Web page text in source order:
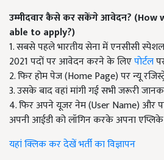
उम्मीदवारकैसेकर सकेंगे आवेदन? (How
able to apply?)
1. सबसे पहले भारतीय सेना में एनसीसी स्पेशल
2021 पदों पर आवेदन करने के लिएपोर्टल
2. फिर होम पेज (Home Page) पर न्यू
3. उसके बाद वहां मांगी गई सभी जरूरी
4. फिर अपने यूजर नेम (User Name) और
अपनी आईडी को लॉगिन करके अपना
यहां क्लिक कर देखें भर्ती का विज्ञापन